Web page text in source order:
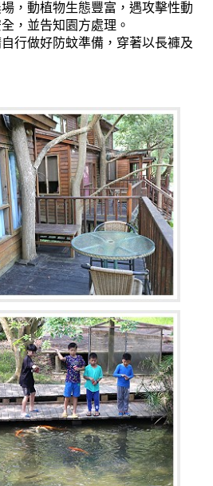
，動植物生態豐富，遇攻擊性動
，並告知園方處理。
行做好防蚊準備，穿著以長褲及